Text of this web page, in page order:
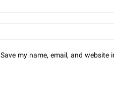
Save my name, email, and